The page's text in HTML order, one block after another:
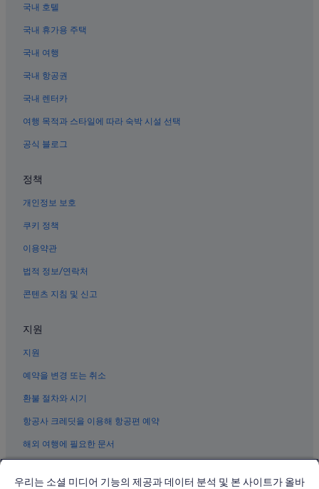
강릉의 웨딩 호텔
강릉의 2성급 호텔
강릉의 해변 호텔
강릉의 부티크 호텔
강릉의 3성급 호텔
강릉의 저렴한 호텔
강릉의 리조트
강릉의 바닷가 호텔
강릉의 주차 가능 호텔
강릉의 콘도 리조트
강릉의 캡슐 호텔
강릉의 궁전
강릉의 5성급 호텔
강릉의 골프 호텔
강릉의 하우스보트
강릉의 게스트하우스
강릉의 Independent 호텔
강릉의 모텔
강릉의 로맨틱 호텔
강릉의 반려동물 동반 가능 호텔
강릉의 포우사다
국내 호텔
국내 휴가용 주택
국내 여행
국내 항공권
국내 렌터카
여행 목적과 스타일에 따라 숙박 시설 선택
공식 블로그
정책
개인정보 보호
쿠키 정책
이용약관
법적 정보/연락처
콘텐츠 지침 및 신고
지원
지원
예약을 변경 또는 취소
환불 절차와 시기
항공사 크레딧을 이용해 항공편 예약
해외 여행에 필요한 문서
우리는 소셜 미디어 기능의 제공과 데이터 분석 및 본 사이트가 올바